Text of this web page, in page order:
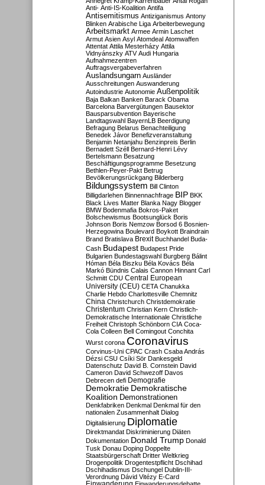
Anti- Anti-IS-Koalition Antifa
Antisemitismus Antiziganismus Antony
Blinken Arabische Liga Arbeiterbewegung
Arbeitsmarkt Armee Armin Laschet
Armut Asien Asyl Atomdeal Atomwaffen
Attentat Attila Mesterházy Attila
Vidnyánszky ATV Audi Hungaria
Aufnahmezentren
Auftragsvergabeverfahren
Auslandsungarn Ausländer
Ausschreitungen Auswanderung
Autoindustrie Autonomie Außenpolitik
Baja Balkan Banken Barack Obama
Barcelona Barvergütungen Bausektor
Bausparsubvention Bayerische
Landtagswahl BayernLB Beerdigung
Befragung Belarus Benachteiligung
Benedek Jávor Benefizveranstaltung
Benjamin Netanjahu Benzinpreis Berlin
Bernadett Széll Bernard-Henri Lévy
Bertelsmann Besatzung
Beschäftigungsprogramme Besetzung
Bethlen-Peyer-Pakt Betrug
Bevölkerungsrückgang Bilderberg
Bildungssystem Bill Clinton
Billigdarlehen Binnennachfrage BIP BKK
Black Lives Matter Blanka Nagy Blogger
BMW Bodenmafia Bokros-Paket
Bolschewismus Bootsunglück Boris
Johnson Boris Nemzow Borsod 6 Bosnien-
Herzegowina Boulevard Boykott Braindrain
Brand Bratislava Brexit Buchhandel Buda-
Cash Budapest Budapest Pride
Bulgarien Bundestagswahl Burgberg Bálint
Hóman Béla Biszku Béla Kovács Béla
Markó Bündnis Calais Cannon Hinnant Carl
Schmitt CDU Central European
University (CEU) CETA Chanukka
Charlie Hebdo Charlottesville Chemnitz
China Christchurch Christdemokratie
Christentum Christian Kern Christlich-
Demokratische Internationale Christliche
Freiheit Christoph Schönborn CIA Coca-
Cola Colleen Bell Comingout Conchita
Wurst corona Coronavirus
Corvinus-Uni CPAC Crash Csaba András
Dézsi CSU Csíki Sör Dankesgeld
Datenschutz David B. Cornstein David
Cameron David Schwezoff Davos
Debrecen defi Demografie
Demokratie Demokratische
Koalition Demonstrationen
Denkfabriken Denkmal Denkmal für den
nationalen Zusammenhalt Dialog
Digitalisierung Diplomatie
Direktmandat Diskriminierung Diäten
Dokumentation Donald Trump Donald
Tusk Donau Doping Doppelte
Staatsbürgerschaft Dritter Weltkrieg
Drogenpolitik Drogentestpflicht Dschihad
Dschihadismus Dschungel Dublin-III-
Verordnung Dávid Vitézy E-Card